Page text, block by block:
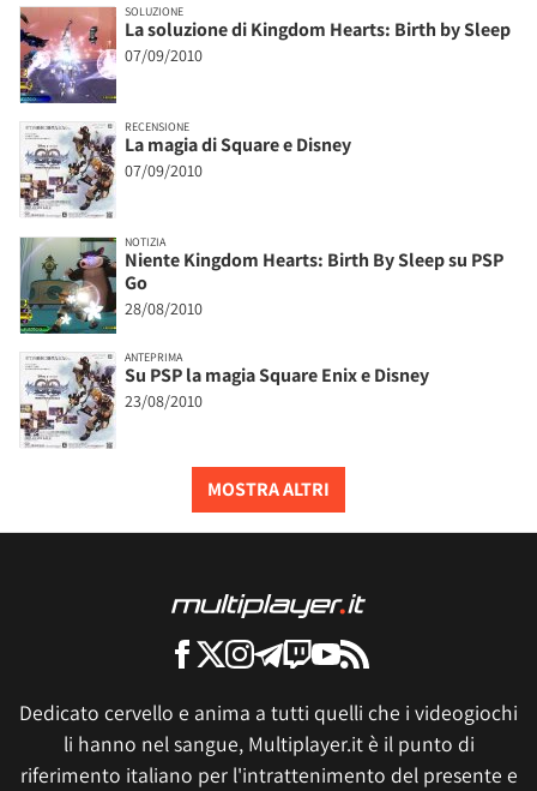
SOLUZIONE
La soluzione di Kingdom Hearts: Birth by Sleep
07/09/2010
RECENSIONE
La magia di Square e Disney
07/09/2010
NOTIZIA
Niente Kingdom Hearts: Birth By Sleep su PSP
Go
28/08/2010
ANTEPRIMA
Su PSP la magia Square Enix e Disney
23/08/2010
MOSTRA ALTRI
Dedicato cervello e anima a tutti quelli che i videogiochi
li hanno nel sangue, Multiplayer.it è il punto di
riferimento italiano per l'intrattenimento del presente e